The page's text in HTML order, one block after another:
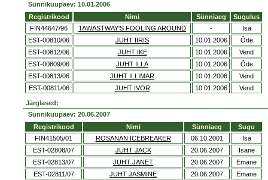
Sünnikuupäev: 10.01.2006
Registrikood
Nimi Sünniaeg
Sugulus
FIN44647/96
TAWASTWAY'S FOOLING AROUND -
Isa
EST-00810/06
JUHT IIRIS 10.01.2006
Õde
EST-00812/06
JUHT IKE 10.01.2006
Vend
EST-00809/06
JUHT ILLA 10.01.2006
Õde
EST-00813/06
JUHT ILLIMAR 10.01.2006
Vend
EST-00811/06
JUHT IVOR 10.01.2006 Vend
Järglased:
Sünnikuupäev: 20.06.2007
Registrikood
Nimi Sünniaeg
Sugu
FIN41505/01
ROSANAN ICEBREAKER 06.10.2001
Isa
EST-02808/07
JUHT JACK 20.06.2007
Isane
EST-02813/07
JUHT JANET 20.06.2007
Emane
EST-02811/07
JUHT JASMINE 20.06.2007
Emane